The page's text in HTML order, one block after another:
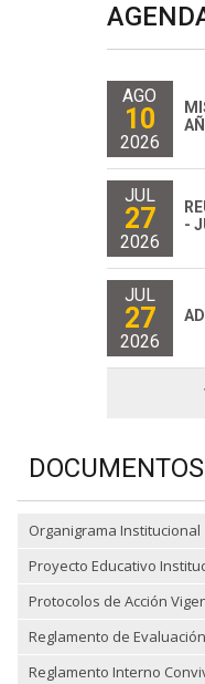
AGO
10
2026
JUL
27
2026
-
JUL
27
2026
DOCUMENTOS
Organigrama Institucional
Proyecto Educativo
Protocolos de Acción
Reglamento de
Reglamento Interno